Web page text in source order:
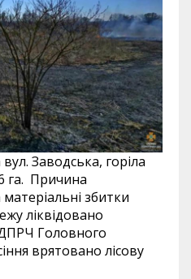
Заводська, горіла
га. Причина
збитки
ліквідовано
Головного
врятовано лісову